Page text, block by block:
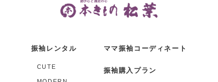
振袖レンタル
CUTE
ママ振袖コーディネート
振袖購入プラン